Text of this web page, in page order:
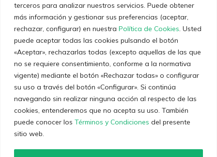
terceros para analizar nuestros servicios. Puede obtener
más información y gestionar sus preferencias (aceptar,
rechazar, configurar) en nuestra Política de Cookies . Usted
puede aceptar todas las cookies pulsando el botón
«Aceptar», rechazarlas todas (excepto aquellas de las que
no se requiere consentimiento, conforme a la normativa
vigente) mediante el botón «Rechazar todas» o configurar
su uso a través del botón «Configurar». Si continúa
navegando sin realizar ninguna acción al respecto de las
cookies, entenderemos que no acepta su uso. También
puede conocer los Términos y Condiciones del presente
sitio web.
Últimas noticias
Entrenamiento Personal: Claves para un
Rendimiento Óptimo
12 de diciembre de 2023
Técnicas y consejos sobre el dolor crónico
5 de diciembre de 2023